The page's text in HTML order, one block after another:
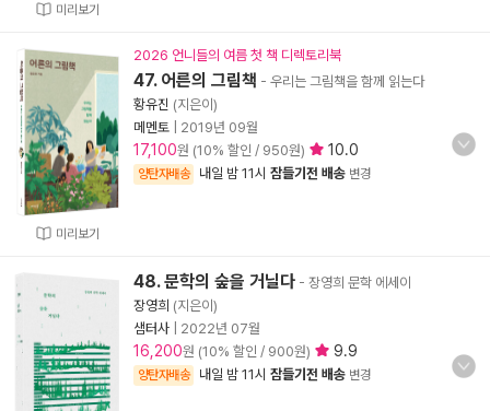
미리보기
미리보기
2026 언니들의 여름 첫 책 디렉토리북
47. 어른의 그림책 - 우리는 그림책을 함께 읽는다
황유진 (지은이)
메멘토
2019년 09월
17,100원 (10% 할인 / 950원) 10.0
양탄자배송 내일 밤 11시 잠들기전 배송 변경
48. 문학의 숲을 거닐다 - 장영희 문학 에세이
장영희 (지은이)
샘터사
2022년 07월
16,200원 (10% 할인 / 900원) 9.9
양탄자배송 내일 밤 11시 잠들기전 배송 변경